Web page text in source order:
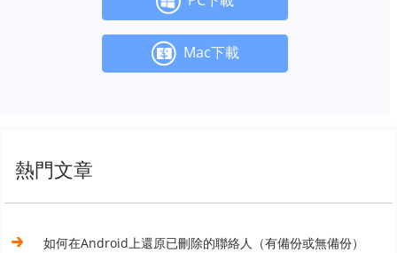
Mac下載
熱門文章
如何在Android上還原已刪除的聯絡人（有備份或無備份）